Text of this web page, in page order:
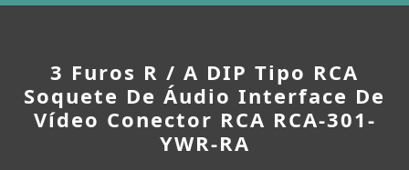
3 Furos R / A DIP Tipo RCA
Soquete De Áudio Interface De
Vídeo Conector RCA RCA-301-
YWR-RA